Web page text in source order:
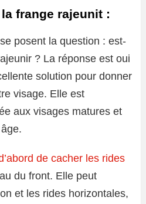
frange rajeunit :
posent la question : est-
? La réponse est oui
solution pour donner
visage. Elle est
aux visages matures et
de cacher les rides
du front. Elle peut
et les rides horizontales,